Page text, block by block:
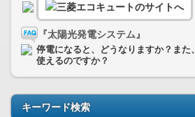
『太陽光発電システム』
停電になると、どうなりますか？また
使えるのですか？
キーワード検索